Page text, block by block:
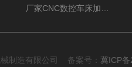
制造有限公司 备案号： 冀ICP